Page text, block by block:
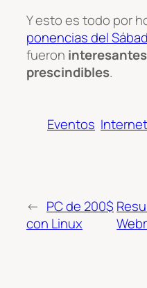
Y esto es todo por
ponencias del
fueron interesantes
prescindibles.
Eventos Internet
← PC de 200$
con Linux